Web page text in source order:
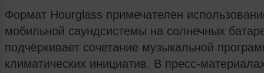
Формат Hourglass примечателен
мобильной саундсистемы на солнечных
подчёркивает сочетание музыкальной
климатических инициатив. В